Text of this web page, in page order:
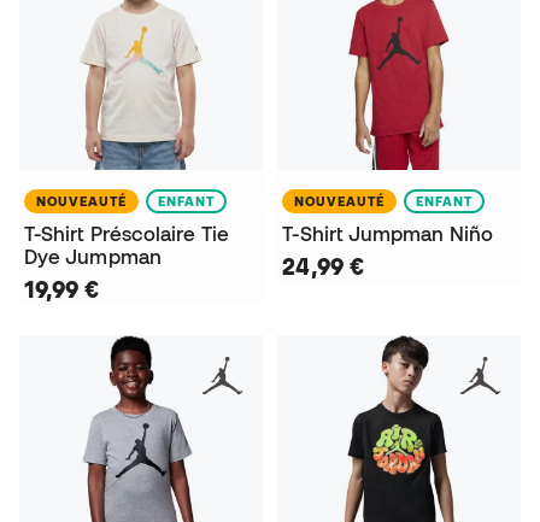
NOUVEAUTÉ ENFANT
T-Shirt Préscolaire Tie
Dye Jumpman
19,99 €
NOUVEAUTÉ ENFANT
T-Shirt Jumpman Niño
24,99 €